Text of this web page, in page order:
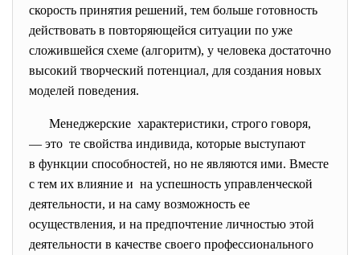
скорость принятия решений, тем больше готовность
действовать в повторяющейся ситуации по уже
сложившейся схеме (алгоритм), у человека достаточно
высокий творческий потенциал, для создания новых
моделей поведения.
Менеджерские характеристики, строго говоря,
— это те свойства индивида, которые выступают
в функции способностей, но не являются ими. Вместе
с тем их влияние и на успешность управленческой
деятельности, и на саму возможность ее
осуществления, и на предпочтение личностью этой
деятельности в качестве своего профессионального